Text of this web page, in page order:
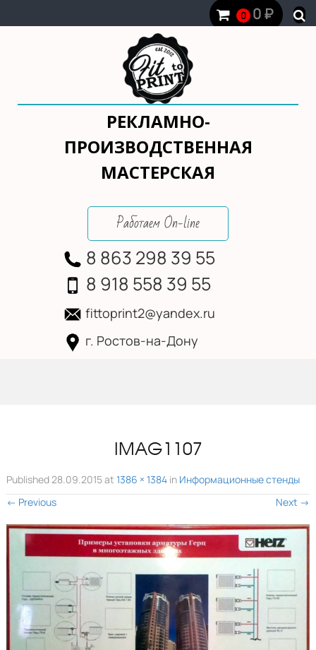
0 0₽
РЕКЛАМНО-
ПРОИЗВОДСТВЕННАЯ
МАСТЕРСКАЯ
Работаем On-line
8 863 298 39 55
8 918 558 39 55
fittoprint2@yandex.ru
г. Ростов-на-Дону
IMAG1107
Published28.09.2015at 1386 × 1384in Информационные стенды
← Previous Next →